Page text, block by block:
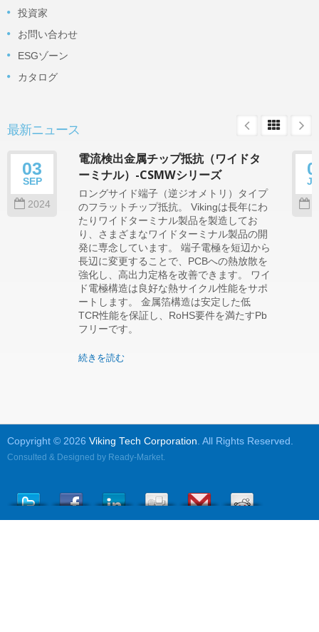
投資家
お問い合わせ
ESGゾーン
カタログ
最新ニュース
03
SEP
2024
電流検出金属チップ抵抗（ワイドタ
ーミナル）-CSMWシリーズ
ロングサイド端子（逆ジオメトリ）タイプ
のフラットチップ抵抗。 Vikingは長年にわ
たりワイドターミナル製品を製造してお
り、さまざまなワイドターミナル製品の開
発に専念しています。 端子電極を短辺から
長辺に変更することで、PCBへの熱放散を
強化し、高出力定格を改善できます。 ワイ
ド電極構造は良好な熱サイクル性能をサポ
ートします。 金属箔構造は安定した低
TCR性能を保証し、RoHS要件を満たすPb
フリーです。
続きを読む
Copyright © 2026 Viking Tech Corporation . All Rights Reserved.
Consulted & Designed by Ready-Market